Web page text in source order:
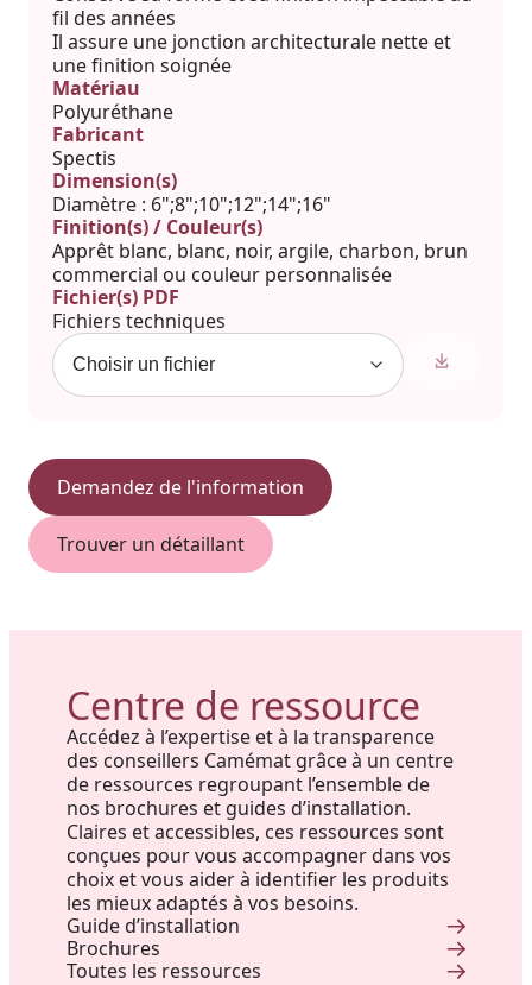
fil des années
Il assure une jonction architecturale nette et
une finition soignée
Matériau
Polyuréthane
Fabricant
Spectis
Dimension(s)
Diamètre : 6";8";10";12";14";16"
Finition(s) / Couleur(s)
Apprêt blanc, blanc, noir, argile, charbon, brun
commercial ou couleur personnalisée
Fichier(s) PDF
Fichiers techniques
Demandez de l'information
Trouver un détaillant
Centre de ressource
Accédez à l’expertise et à la transparence
des conseillers Camémat grâce à un centre
de ressources regroupant l’ensemble de
nos brochures et guides d’installation.
Claires et accessibles, ces ressources sont
conçues pour vous accompagner dans vos
choix et vous aider à identifier les produits
les mieux adaptés à vos besoins.
Guide d’installation
Brochures
Toutes les ressources